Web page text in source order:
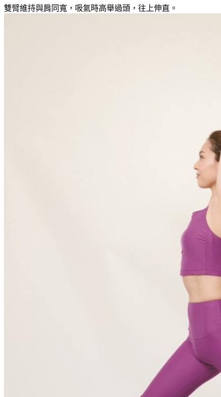
雙臂維持與肩同寬，吸氣時高舉過頭，往上伸直。